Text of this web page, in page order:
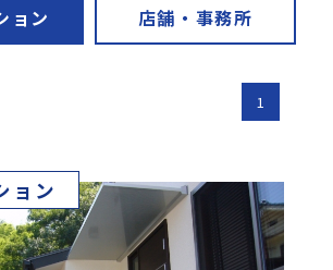
ョン 店舗・事務所
1
ョン